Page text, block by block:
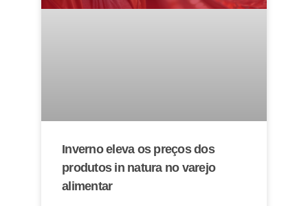
Inverno eleva os preços dos
produtos in natura no varejo
alimentar